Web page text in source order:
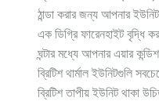
ঠান্ডা করার জন্য আপনার
এক ডিগ্রি ফারেনহাইট বৃদ্ধি
ঘন্টার মধ্যে আপনার এয়ার
ব্রিটিশ থার্মাল ইউনিটগুলি
ব্রিটিশ তাপীয় ইউনিট থাকা